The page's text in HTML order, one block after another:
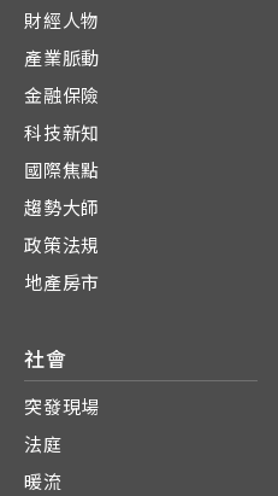
財經人物
產業脈動
金融保險
科技新知
國際焦點
趨勢大師
政策法規
地產房市
社會
突發現場
法庭
暖流